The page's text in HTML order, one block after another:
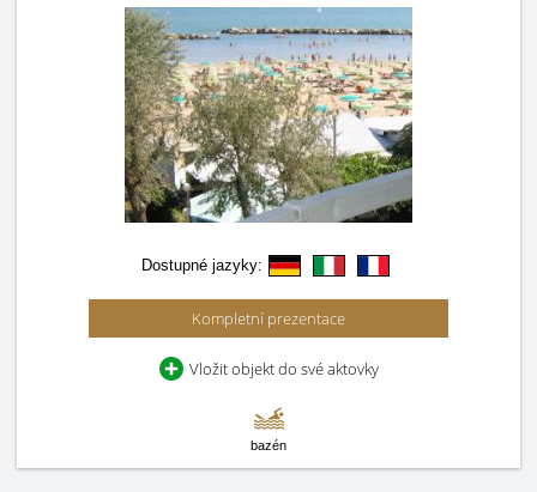
Dostupné jazyky:
Kompletní prezentace
Vložit objekt do své aktovky
bazén